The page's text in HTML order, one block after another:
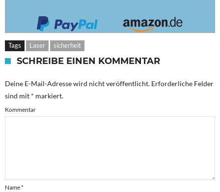
Tags Laser sicherheit
SCHREIBE EINEN KOMMENTAR
Deine E-Mail-Adresse wird nicht veröffentlicht. Erforderliche Felder
sind mit * markiert.
Kommentar
Name*